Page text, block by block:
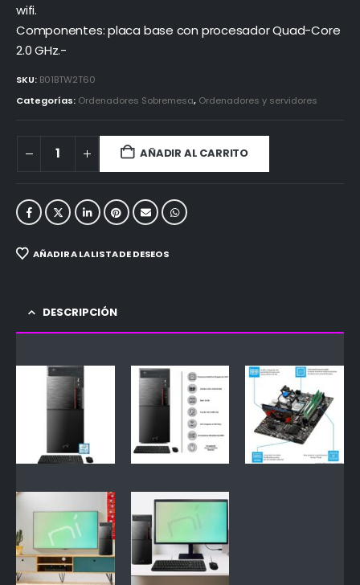
wifi.
Componentes: placa base con procesador Quad-Core
2.0 GHz.-
SKU: B01BTW2T60
Categorías: Ordenadores Sobremesa, Ordenadores y servidores
AÑADIR AL CARRITO
AÑADIR A LA LISTA DE DESEOS
DESCRIPCIÓN